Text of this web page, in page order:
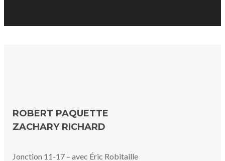
ROBERT PAQUETTE
ZACHARY RICHARD
Jonction 11-17 – avec Éric Robitaille